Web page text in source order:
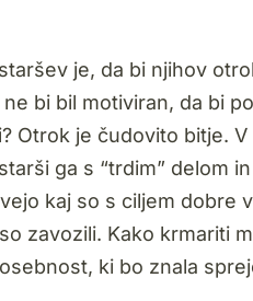
je, da bi njihov
bi bil motiviran, da bi
Otrok je čudovito bitje.
ga s “trdim” delom
kaj so s ciljem dobre
zavozili. Kako krmariti
ki bo znala